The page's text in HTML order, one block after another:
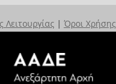
Λειτουργίας | Όροι Χρήσης